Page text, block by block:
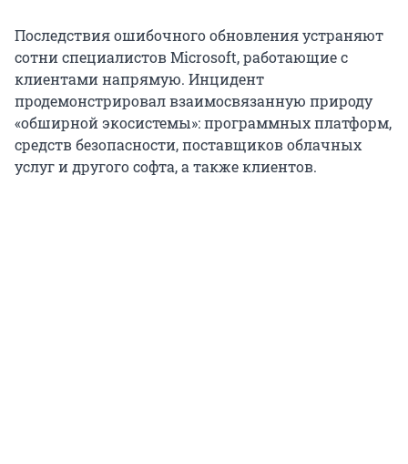
Последствия ошибочного обновления устраняют
сотни специалистов Microsoft, работающие с
клиентами напрямую. Инцидент
продемонстрировал взаимосвязанную природу
«обширной экосистемы»: программных платформ,
средств безопасности, поставщиков облачных
услуг и другого софта, а также клиентов.